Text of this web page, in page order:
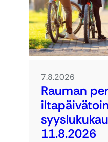
7.8.2026
Rauman
11.8.2026